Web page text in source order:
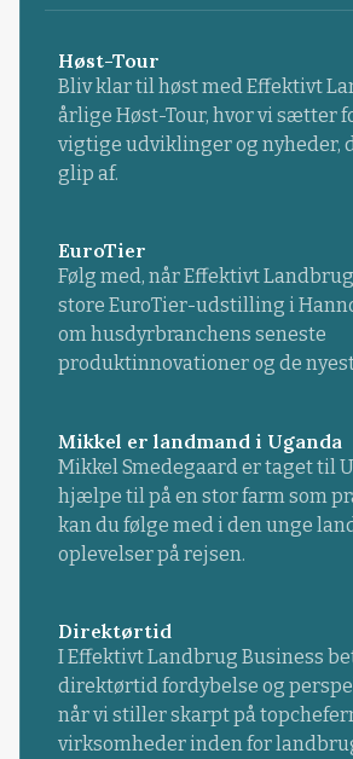
Høst-Tour
Bliv klar til høst med Effektivt
årlige Høst-Tour, hvor vi sætter
vigtige udviklinger og nyheder,
glip af.
EuroTier
Følg med, når Effektivt
store EuroTier-udstilling i
om husdyrbranchens seneste
produktinnovationer og de
Mikkel er landmand i Uganda
Mikkel Smedegaard er taget til
hjælpe til på en stor farm som
kan du følge med i den unge
oplevelser på rejsen.
Direktørtid
I Effektivt Landbrug Business
direktørtid fordybelse og
når vi stiller skarpt på
virksomheder inden for